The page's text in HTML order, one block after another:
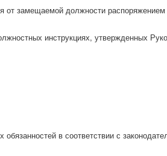
замещаемой должности
инструкциях, утвержденных
в соответствии с